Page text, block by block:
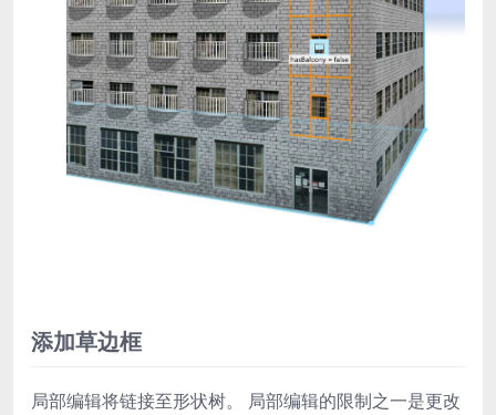
添加草边框
局部编辑将链接至形状树。 局部编辑的限制之一是更改